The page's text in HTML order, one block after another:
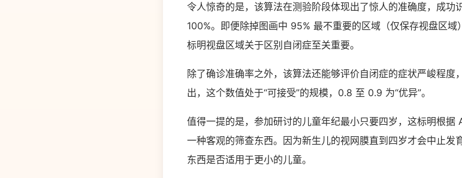
令人惊奇的是，该算法在测验阶段体现出了惊人的准确度，成功
100%。即便除掉图画中 95% 最不重要的区域（仅保存视盘区域
标明视盘区域关于区别自闭症至关重要。
除了确诊准确率之外，该算法还能够评价自闭症的症状严峻程
出，这个数值处于“可接受”的规模，0.8 至 0.9 为“优异”。
值得一提的是，参加研讨的儿童年纪最小只要四岁，这标明根据
一种客观的筛查东西。因为新生儿的视网膜直到四岁才会中止发
东西是否适用于更小的儿童。